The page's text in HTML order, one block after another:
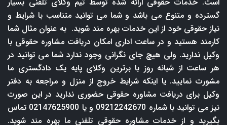
گسترده و متنوع می باشد و شما می توانید متناسب با شرایط و
نیاز حقوقی خود از این خدمات بهره مند شوید. به عنوان مثال شما
کارمند هستید و در ساعت اداری امکان دریافت مشاوره حقوقی با
وکیل ندارید. ولی هیچ جای نگرانی وجود ندارد شما می توانید در
هر ساعت از شبانه روز با برترین وکلای پایه یک دادگستری ما
مشورت نمایید. یا اینکه شرایط خروج از منزل و مراجعه به دفتر
وکیل برای دریافت مشاوره حقوقی حضوری ندارید در این صورت
نیز می توانید با شماره 09212242670 و یا 02147625900 تماس
بگیرید و از خدمات مشاوره حقوقی تلفنی ما بهره مند شوید.